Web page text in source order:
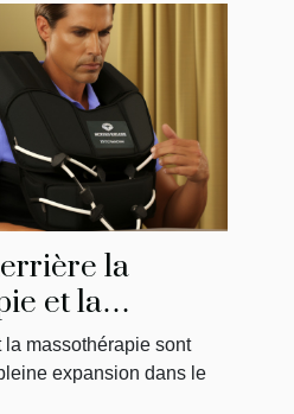
la
et la
: Comment
la massothérapie sont
expansion dans le